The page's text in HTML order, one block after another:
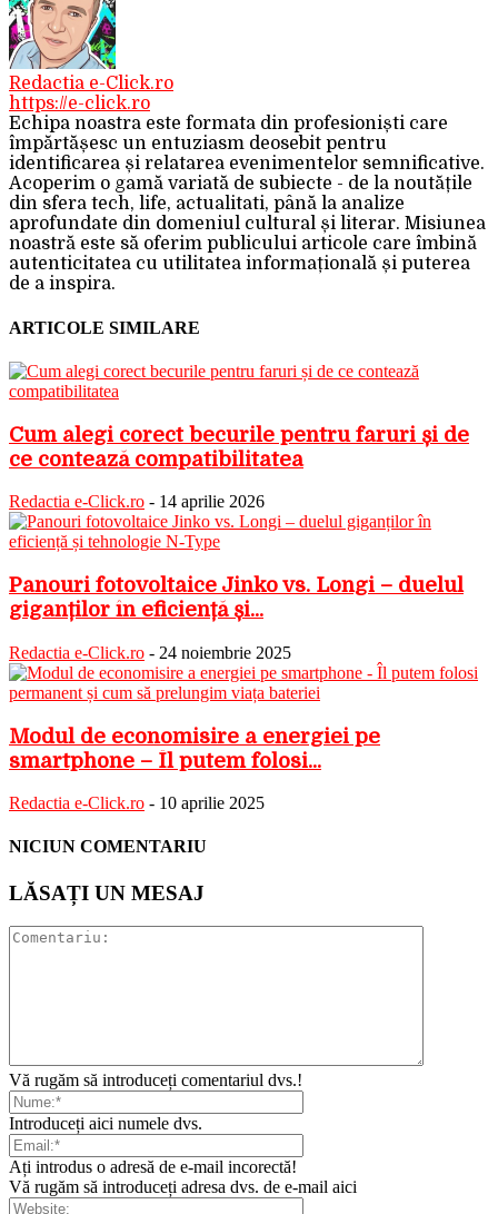
Redactia e-Click.ro
https://e-click.ro
Echipa noastra este formata din profesioniști care
împărtășesc un entuziasm deosebit pentru
identificarea și relatarea evenimentelor semnificative.
Acoperim o gamă variată de subiecte - de la noutățile
din sfera tech, life, actualitati, până la analize
aprofundate din domeniul cultural și literar. Misiunea
noastră este să oferim publicului articole care îmbină
autenticitatea cu utilitatea informațională și puterea
de a inspira.
ARTICOLE SIMILARE
Cum alegi corect becurile pentru faruri și de
ce contează compatibilitatea
Redactia e-Click.ro - 14 aprilie 2026
Panouri fotovoltaice Jinko vs. Longi – duelul
giganților în eficiență și...
Redactia e-Click.ro - 24 noiembrie 2025
Modul de economisire a energiei pe
smartphone – Îl putem folosi...
Redactia e-Click.ro - 10 aprilie 2025
NICIUN COMENTARIU
LĂSAȚI UN MESAJ
Vă rugăm să introduceți comentariul dvs.!
Introduceți aici numele dvs.
Ați introdus o adresă de e-mail incorectă!
Vă rugăm să introduceți adresa dvs. de e-mail aici